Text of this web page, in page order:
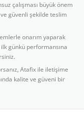
çalışması büyük önem
ve güvenli şekilde teslim
onarım yaparak
ilk günkü performansına
Atafix ile iletişime
kalite ve güveni bir